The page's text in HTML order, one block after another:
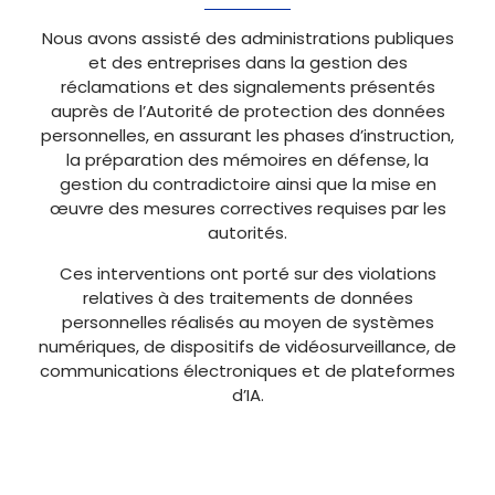
Nous avons assisté des administrations publiques
et des entreprises dans la gestion des
réclamations et des signalements présentés
auprès de l’Autorité de protection des données
personnelles, en assurant les phases d’instruction,
la préparation des mémoires en défense, la
gestion du contradictoire ainsi que la mise en
œuvre des mesures correctives requises par les
autorités.
Ces interventions ont porté sur des violations
relatives à des traitements de données
personnelles réalisés au moyen de systèmes
numériques, de dispositifs de vidéosurveillance, de
communications électroniques et de plateformes
d’IA.